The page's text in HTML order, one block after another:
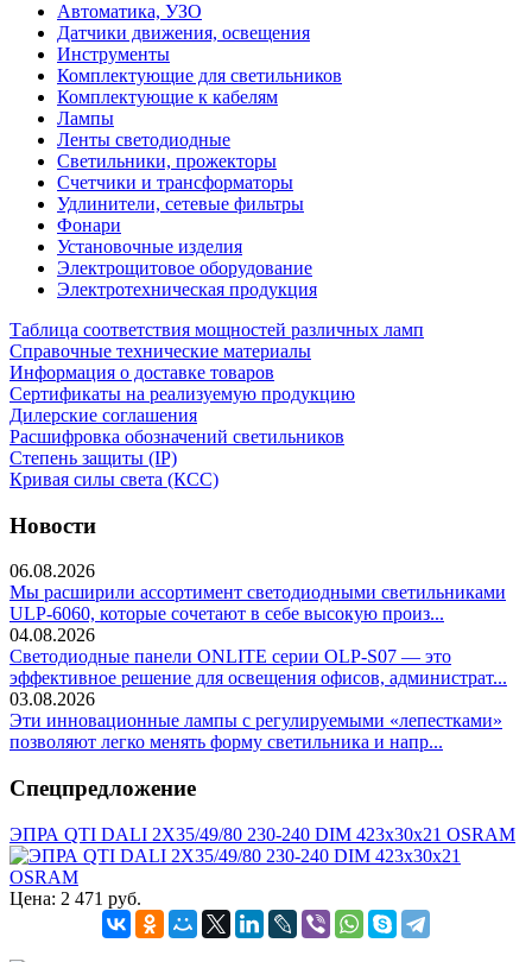
Автоматика, УЗО
Датчики движения, освещения
Инструменты
Комплектующие для светильников
Комплектующие к кабелям
Лампы
Ленты светодиодные
Светильники, прожекторы
Счетчики и трансформаторы
Удлинители, сетевые фильтры
Фонари
Установочные изделия
Электрощитовое оборудование
Электротехническая продукция
Таблица соответствия мощностей различных ламп
Справочные технические материалы
Информация о доставке товаров
Сертификаты на реализуемую продукцию
Дилерские соглашения
Расшифровка обозначений светильников
Степень защиты (IP)
Кривая силы света (КСС)
Новости
06.08.2026
Мы расширили ассортимент светодиодными светильниками
ULP-6060, которые сочетают в себе высокую произ...
04.08.2026
Светодиодные панели ONLITE серии OLP-S07 — это
эффективное решение для освещения офисов, администрат...
03.08.2026
Эти инновационные лампы с регулируемыми «лепестками»
позволяют легко менять форму светильника и напр...
Спецпредложение
ЭПРА QTI DALI 2X35/49/80 230-240 DIM 423x30x21 OSRAM
Цена: 2 471 руб.